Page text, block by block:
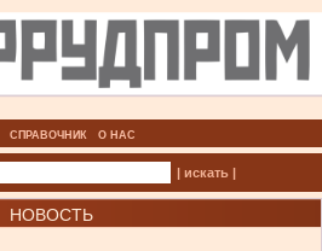
СПРАВОЧНИК О НАС
| искать |
НОВОСТЬ